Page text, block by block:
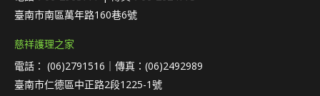
臺南市南區萬年路160巷6號
慈祥護理之家
電話： (06)2791516｜傳真：(06)2492989
臺南市仁德區中正路2段1225-1號